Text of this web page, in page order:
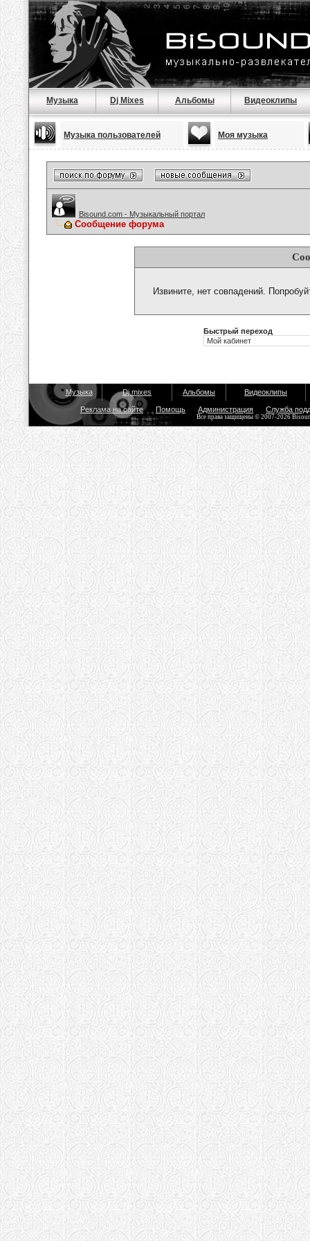
Музыка Dj Mixes Альбомы Видеоклипы
Музыка пользователей Моя музыка
Bisound.com - Музыкальный портал
Сообщение форума
Извините, нет совпадений.
Быстрый переход
Музыка Dj mixes Альбомы Видеоклипы
Реклама на сайте Помощь Администрация Служба
Все права защищены © 2007-2026